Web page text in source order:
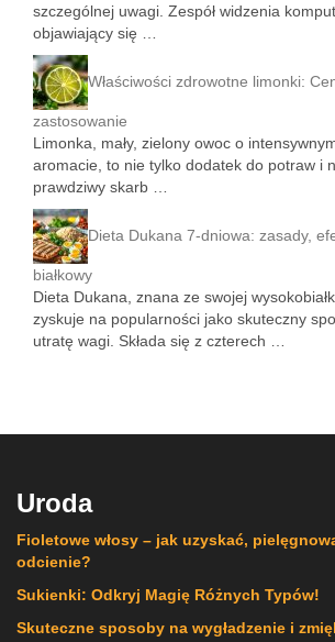
szczególnej uwagi. Zespół widzenia
objawiający się …
Właściwości zdrowotne limonki:
zastosowanie
Limonka, mały, zielony owoc o
aromacie, to nie tylko dodatek do potraw i
prawdziwy skarb …
Dieta Dukana 7-dniowa: zasady,
białkowy
Dieta Dukana, znana ze swojej
zyskuje na popularności jako skuteczny
utratę wagi. Składa się z czterech …
Uroda
Fioletowe włosy – jak uzyskać,
odcienie?
Sukienki: Odkryj Magię Różnych Typów!
Skuteczne sposoby na wygładzenie i